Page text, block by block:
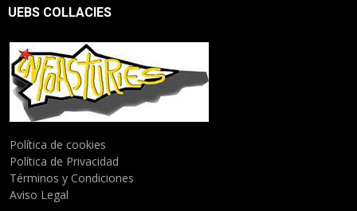
UEBS COLLACIES
Política de cookies
Política de Privacidad
Términos y Condiciones
Aviso Legal